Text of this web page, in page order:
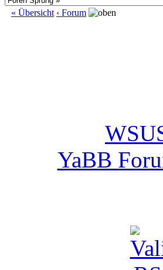
« Übersicht ‹ Forum
YaBB